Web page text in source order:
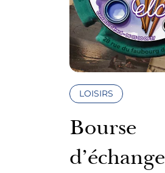
LOISIRS
Bourse
d’échange